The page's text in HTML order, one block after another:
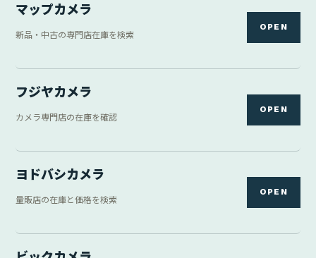
マップカメラ
新品・中古の専門店在庫を検索
OPEN
フジヤカメラ
カメラ専門店の在庫を確認
OPEN
ヨドバシカメラ
量販店の在庫と価格を検索
OPEN